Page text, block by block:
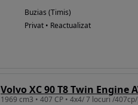
Buzias (Timis)
Privat • Reactualizat
Volvo XC 90 T8 Twin Engine
1969 cm3 • 407 CP • 4x4/ 7 locuri /